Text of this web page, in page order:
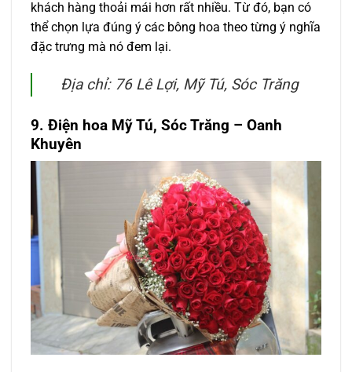
khách hàng thoải mái hơn rất nhiều. Từ đó, bạn có
thể chọn lựa đúng ý các bông hoa theo từng ý nghĩa
đặc trưng mà nó đem lại.
Địa chỉ: 76 Lê Lợi, Mỹ Tú, Sóc Trăng
9. Điện hoa Mỹ Tú, Sóc Trăng – Oanh
Khuyên